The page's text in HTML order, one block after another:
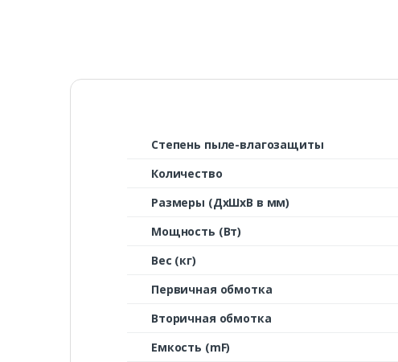
Степень пыле-влагозащиты
Количество
Размеры (ДxШxВ в мм)
Мощность (Вт)
Вес (кг)
Первичная обмотка
Вторичная обмотка
Емкость (mF)